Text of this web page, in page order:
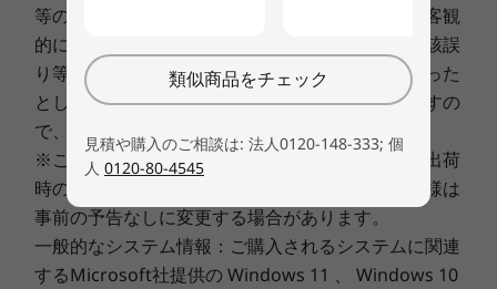
※写真は英語キーボードです。出荷製品は日本語キーボードとな
ります。
常時充電可能なUSBポート搭載
Powered USBを搭載、パソコンの電源がオフの
等の表示に、表示上、作業上その他の理由による客観
的に明白な誤りまたは記述漏れがあった場合、当該誤
り等に基づくお客様のご注文を、弊社受諾後であった
としてもキャンセルさせていただく場合がありますの
で、 予めご了承ください。
※このカタログで使用されている製品の写真は、出荷
時のものと一部異なる場合があります。また、仕様は
事前の予告なしに変更する場合があります。
一般的なシステム情報：ご購入されるシステムに関連
するMicrosoft社提供の Windows 11 、 Windows 10
類似商品をチェック
見積や購入のご相談は: 法人0120-148-333; 個
人 0120-80-4545